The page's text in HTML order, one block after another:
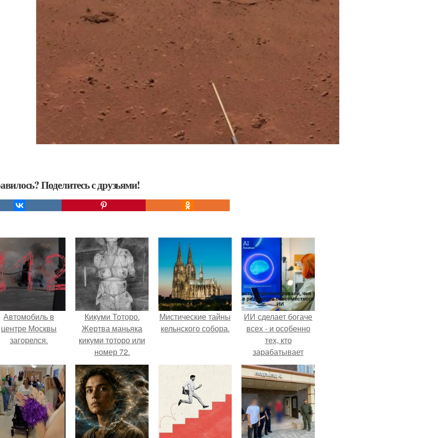
Поделитесь с друзьями!
Автомобиль в
центре Москвы
загорелся.
Кикуми Тоторо.
Жертва маньяка
кикуми тоторо или
номер 72.
Мистические тайны
кельнского собора.
ИИ сделает богаче
всех - и особенно
тех, кто
зарабатывает
меньше всего.